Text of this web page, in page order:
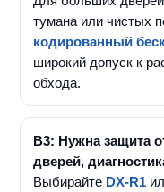
тумана или чистых
кодированный
широкий допуск к
обхода.
В3: Нужна защита
дверей,
Выбирайте DX-R1